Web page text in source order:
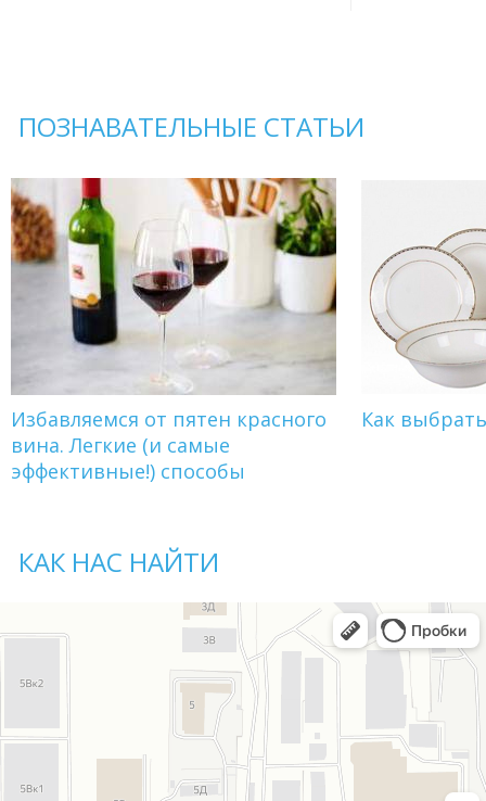
ПОЗНАВАТЕЛЬНЫЕ СТАТЬИ
Избавляемся от пятен красного
вина. Легкие (и самые
эффективные!) способы
Как
КАК НАС НАЙТИ